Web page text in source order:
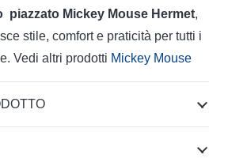
Mickey Mouse Hermet,
stile, comfort e praticità per tutti i
Vedi altri prodotti Mickey Mouse